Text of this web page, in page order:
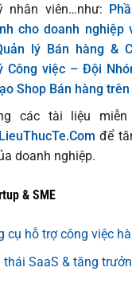
nhân viên…như:
cho doanh nghiệp
lý Bán hàng &
Công việc – Đội
Shop Bán hàng
các tài liệu
để
doanh nghiệp.
& SME
cụ hỗ trợ công việc
thái SaaS & tăng